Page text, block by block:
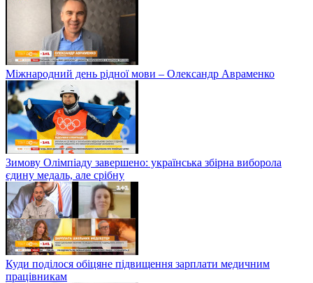
Міжнародний день рідної мови – Олександр Авраменко
Зимову Олімпіаду завершено: українська збірна виборола
єдину медаль, але срібну
Куди поділося обіцяне підвищення зарплати медичним
працівникам